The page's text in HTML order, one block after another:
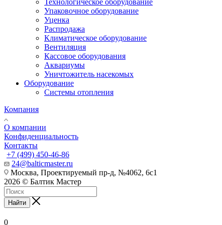
Упаковочное оборудование
Уценка
Распродажа
Климатическое оборудование
Вентиляция
Кассовое оборудования
Аквариумы
Уничтожитель насекомых
Оборудование
Системы отопления
Компания
О компании
Конфиденциальность
Контакты
+7 (499) 450-46-86
24@balticmaster.ru
Москва, Проектируемый пр-д, №4062, 6с1
2026 © Балтик Мастер
Найти
0